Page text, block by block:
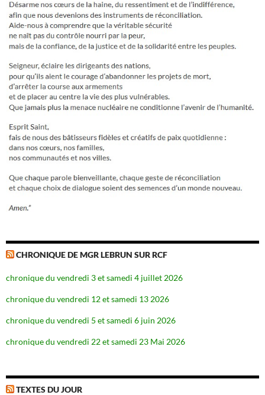
CHRONIQUE DE MGR LEBRUN SUR RCF
chronique du vendredi 3 et samedi 4 juillet 2026
chronique du vendredi 12 et samedi 13 2026
chronique du vendredi 5 et samedi 6 juin 2026
chronique du vendredi 22 et samedi 23 Mai 2026
TEXTES DU JOUR